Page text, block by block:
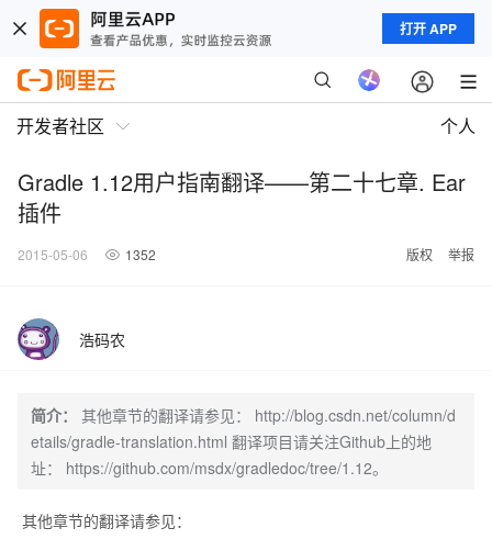
打开 APP
开发者社区 个人
Gradle 1.12用户指南翻译——第二十七章. Ear
插件
2015-05-06 1352 版权 举报
浩码农
简介：
其他章节的翻译请参见： http://blog.csdn.net/column/d
etails/gradle-translation.html 翻译项目请关注Github上的地
址： https://github.com/msdx/gradledoc/tree/1.12。
其他章节的翻译请参见：